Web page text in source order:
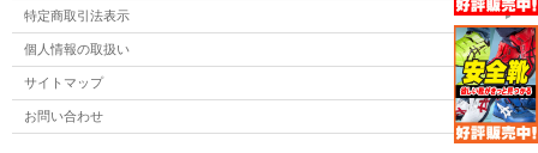
特定商取引法表示
個人情報の取扱い
サイトマップ
お問い合わせ